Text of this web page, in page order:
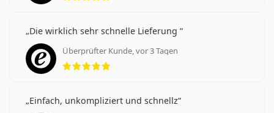
Die wirklich sehr schnelle Lieferung
Überprüfter Kunde, vor 3 Tagen
Bewertung 5 aus 5
Einfach, unkompliziert und schnellz